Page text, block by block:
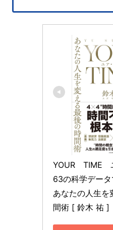
YOUR　TIME
63の科学データ
あなたの人生を
間術 [ 鈴木 祐 ]